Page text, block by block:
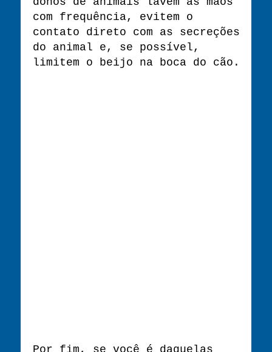
com frequência, evitem o
contato direto com as secreções
do animal e, se possível,
limitem o beijo na boca do cão.